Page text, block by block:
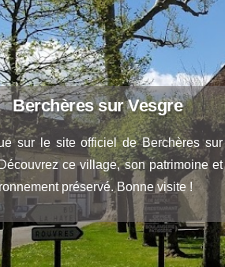
Berchères sur Vesgre
sur le site officiel de Berchères sur
ce village, son patrimoine et
préservé. Bonne visite !